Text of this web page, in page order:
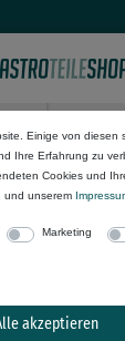
anzeigen
Einige von diesen
Ihre Erfahrung zu
Cookies und
und unserem
Marketing
akzeptieren